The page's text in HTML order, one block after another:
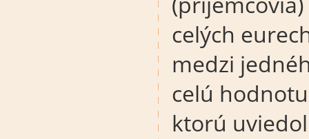
celých
medzi
celú
ktorú